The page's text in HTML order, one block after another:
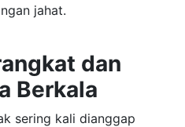
jahat.
dan
Berkala
sering kali dianggap